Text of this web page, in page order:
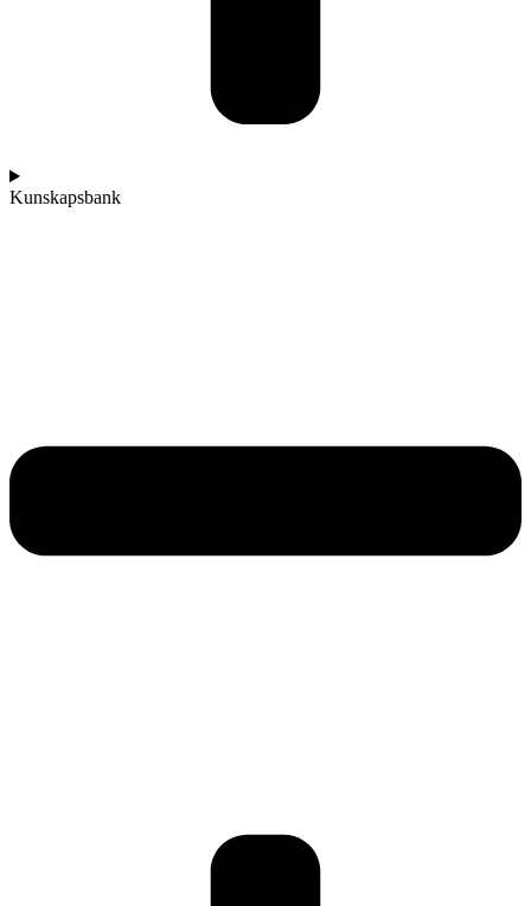
Kunskapsbank